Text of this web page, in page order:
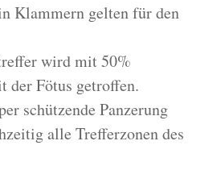
Klammern gelten für den
wird mit 50%
der Fötus getroffen.
schützende Panzerung
alle Trefferzonen des